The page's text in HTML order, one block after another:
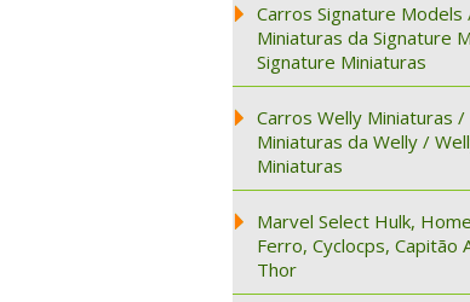
Carros Signature Models
Miniaturas da Signature
Signature Miniaturas
Carros Welly Miniaturas /
Miniaturas da Welly /
Miniaturas
Marvel Select Hulk,
Ferro, Cyclocps, Capitão
Thor